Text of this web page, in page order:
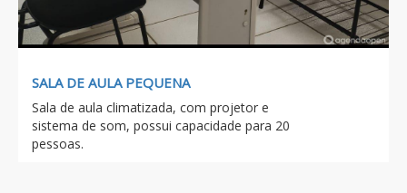
SALA DE AULA PEQUENA
Sala de aula climatizada, com projetor e
sistema de som, possui capacidade para 20
pessoas.